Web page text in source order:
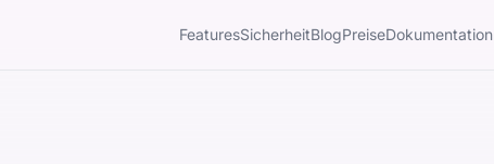
FeaturesSicherheitBlogPreiseDokumentation